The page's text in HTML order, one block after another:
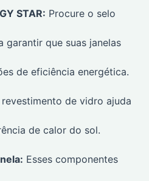
STAR: Procure o selo
garantir que suas janelas
de eficiência energética.
revestimento de vidro ajuda
de calor do sol.
Esses componentes